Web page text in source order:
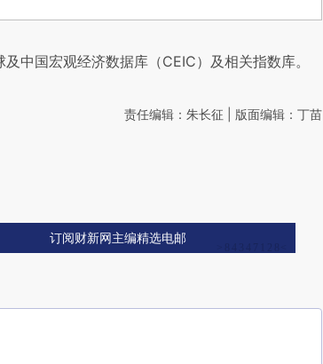
及中国宏观经济数据库（CEIC）及相关指数库。
责任编辑：朱长征 | 版面编辑：丁苗
订阅财新网主编精选电邮